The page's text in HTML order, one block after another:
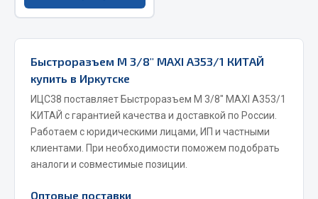
Двигатель
Электрооборудование
Показать ещё
Быстроразъем М 3/8" MAXI А353/1 КИТАЙ
купить в Иркутске
ИЦС38 поставляет Быстроразъем М 3/8" MAXI А353/1
КИТАЙ с гарантией качества и доставкой по России.
Работаем с юридическими лицами, ИП и частными
клиентами. При необходимости поможем подобрать
аналоги и совместимые позиции.
Оптовые поставки